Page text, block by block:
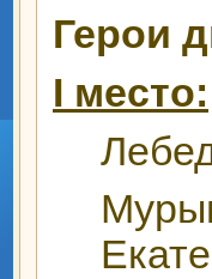
Герои
I место: